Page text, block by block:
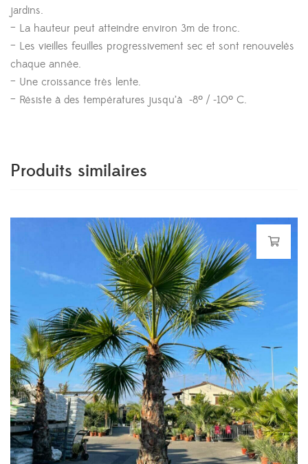
jardins.
– La hauteur peut atteindre environ 3m de tronc.
– Les vieilles feuilles progressivement sec et sont renouvelés
chaque année.
– Une croissance très lente.
– Résiste à des températures jusqu’à -8º / -10º C.
Produits similaires